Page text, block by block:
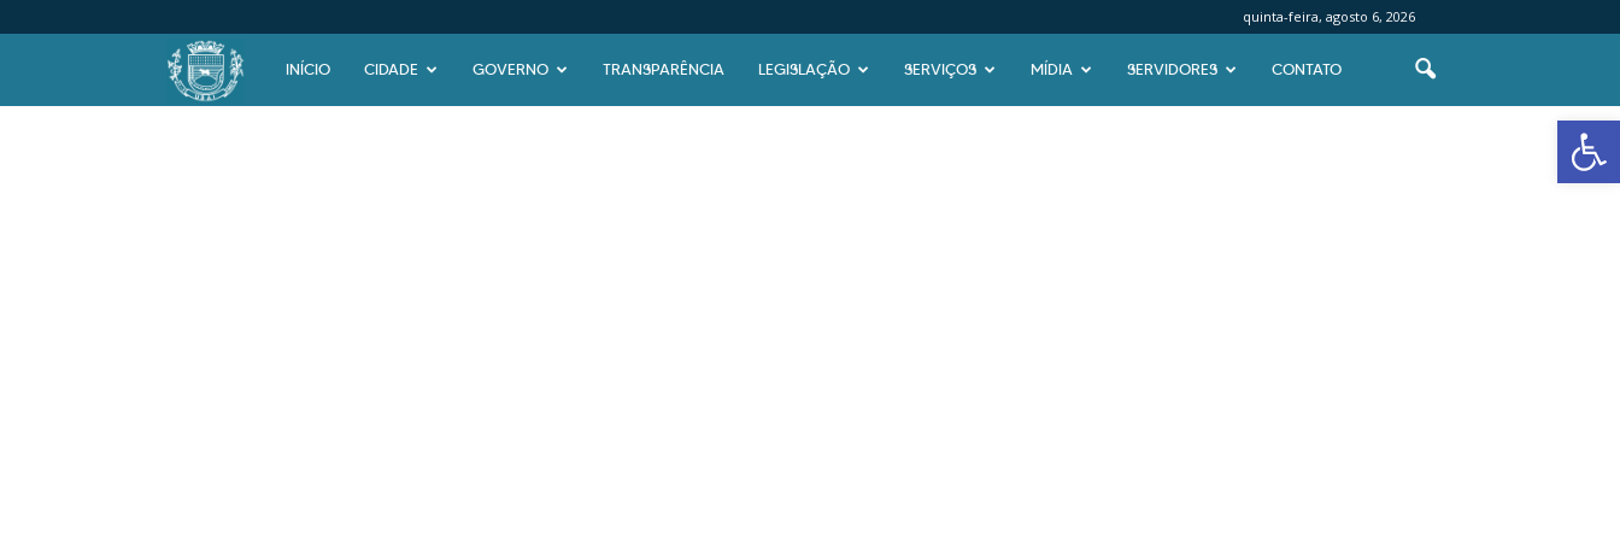
Abrir
quinta-feira, agosto 6, 2026
Prefeitura
INÍCIO CIDADE GOVERNO TRANSPARÊNCIA LEGISLAÇÃO SERVIÇOS MÍDIA SERVIDORES CONTATO